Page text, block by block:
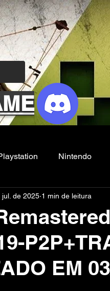
Nintendo
Filmes e Series Noticias
EM
jul. de 2025 1 min de leitura
5 estrelas.